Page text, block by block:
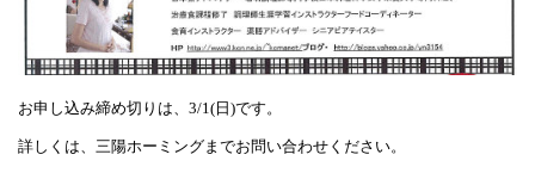
お申し込み締め切りは、3/1(日)です。
詳しくは、三陽ホーミングまでお問い合わせください。